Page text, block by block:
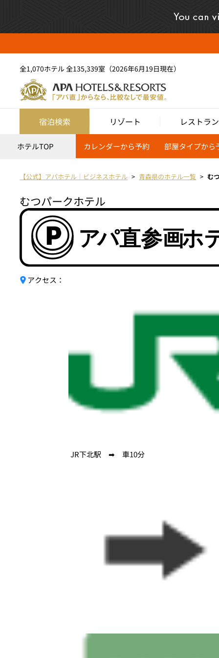
全1,070ホテル 全135,339室（2026年6月19日現在）
宿泊検索 リゾート レストラ
ホテルTOP カレンダーから予約 部屋タイプから
【公式】アパホテル｜ビジネスホテル 青森県のホテル一覧 む
むつパークホテル
アクセス：
JR下北駅 ➡ 車10分